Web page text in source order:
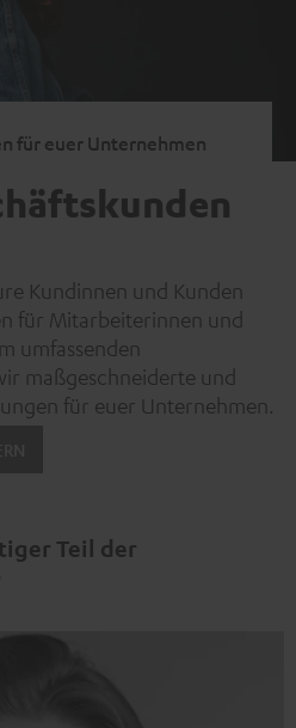
für euer Unternehmen
Kundinnen und Kunden
für Mitarbeiterinnen und
umfassenden
maßgeschneiderte und
für euer Unternehmen.
Teil der